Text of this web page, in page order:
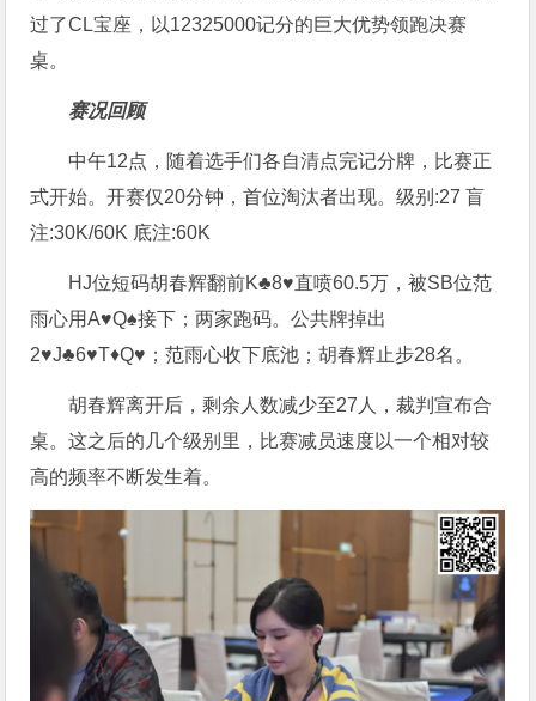
过了CL宝座，以12325000记分的巨大优势领跑决赛
桌。
赛况回顾
中午12点，随着选手们各自清点完记分牌，比赛正
式开始。开赛仅20分钟，首位淘汰者出现。级别:27 盲
注:30K/60K 底注:60K
HJ位短码胡春辉翻前K♣8♥直喷60.5万，被SB位范
雨心用A♥Q♠接下；两家跑码。公共牌掉出
2♥J♣6♥T♦Q♥；范雨心收下底池；胡春辉止步28名。
胡春辉离开后，剩余人数减少至27人，裁判宣布合
桌。这之后的几个级别里，比赛减员速度以一个相对较
高的频率不断发生着。